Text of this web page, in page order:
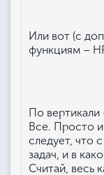
Или вот (с
функциям –
По вертикали
Все. Просто и
следует, что
задач, и в
Считай, весь